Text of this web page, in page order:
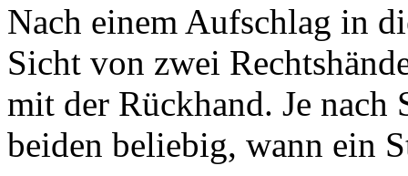
Nach einem Aufschlag in
Sicht von zwei
mit der Rückhand. Je nach
beiden beliebig, wann ein